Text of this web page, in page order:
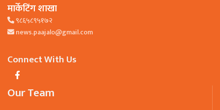
मार्केटिंग शाखा
९८६५८९५१७२
news.paajalo@gmail.com
Connect With Us
Our Team